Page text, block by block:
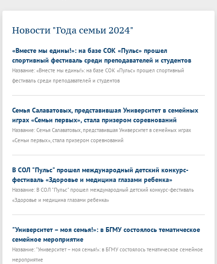
Новости "Года семьи 2024"
«Вместе мы едины!»: на базе СОК «Пульс» прошел
спортивный фестиваль среди преподавателей и студентов
Название: «Вместе мы едины!»: на базе СОК «Пульс» прошел спортивный
фестиваль среди преподавателей и студентов
Семья Салаватовых, представившая Университет в семейных
играх «Семьи первых», стала призером соревнований
Название: Семья Салаватовых, представившая Университет в семейных играх
«Семьи первых», стала призером соревнований
В СОЛ "Пульс" прошел международный детский конкурс-
фестиваль «Здоровье и медицина глазами ребенка»
Название: В СОЛ "Пульс" прошел международный детский конкурс-фестиваль
«Здоровье и медицина глазами ребенка»
"Университет – моя семья!»: в БГМУ состоялось тематическое
семейное мероприятие
Название: "Университет – моя семья!»: в БГМУ состоялось тематическое семейное
мероприятие